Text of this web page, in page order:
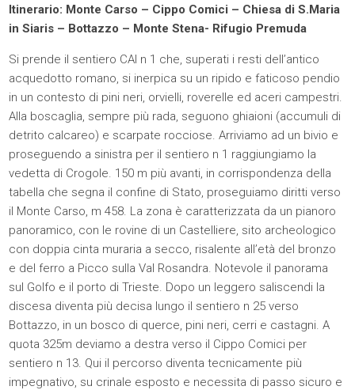
Itinerario: Monte Carso – Cippo Comici – Chiesa di S.Maria
in Siaris – Bottazzo – Monte Stena- Rifugio Premuda
Si prende il sentiero CAI n 1 che, superati i resti dell’antico
acquedotto romano, si inerpica su un ripido e faticoso pendio
in un contesto di pini neri, orvielli, roverelle ed aceri campestri.
Alla boscaglia, sempre più rada, seguono ghiaioni (accumuli di
detrito calcareo) e scarpate rocciose. Arriviamo ad un bivio e
proseguendo a sinistra per il sentiero n 1 raggiungiamo la
vedetta di Crogole. 150 m più avanti, in corrispondenza della
tabella che segna il confine di Stato, proseguiamo diritti verso
il Monte Carso, m 458. La zona è caratterizzata da un pianoro
panoramico, con le rovine di un Castelliere, sito archeologico
con doppia cinta muraria a secco, risalente all’età del bronzo
e del ferro a Picco sulla Val Rosandra. Notevole il panorama
sul Golfo e il porto di Trieste. Dopo un leggero saliscendi la
discesa diventa più decisa lungo il sentiero n 25 verso
Bottazzo, in un bosco di querce, pini neri, cerri e castagni. A
quota 325m deviamo a destra verso il Cippo Comici per
sentiero n 13. Qui il percorso diventa tecnicamente più
impegnativo, su crinale esposto e necessita di passo sicuro e